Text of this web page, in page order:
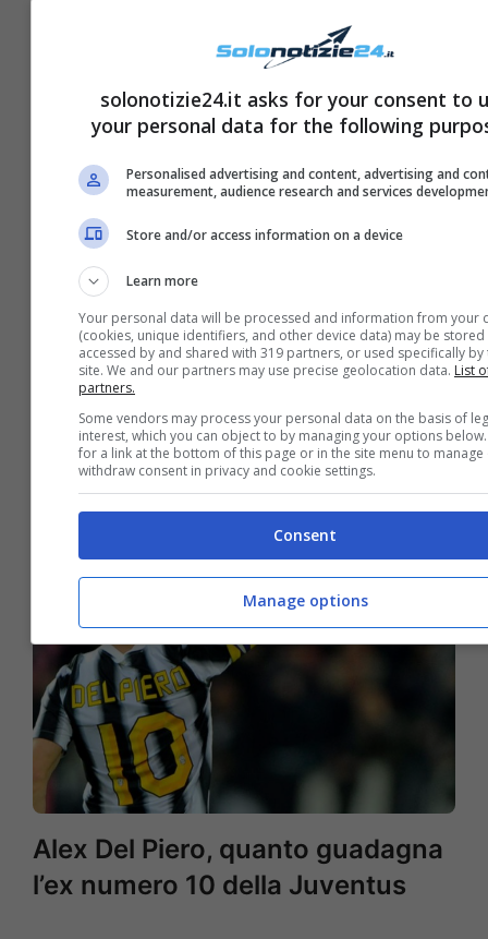
Gerry Scotti, quanto guadagna il
conduttore? Stipendio e cachet
pubblicitari
Alex Del Piero, quanto guadagna
l’ex numero 10 della Juventus
solonotizie24.it asks for your consent to
your personal data for the following
Personalised advertising and content, advertising and
measurement, audience research and services
Store and/or access information on a device
Learn more
Your personal data will be processed and information from your
(cookies, unique identifiers, and other device data) may be stored
accessed by and shared with 319 partners, or used specifically by
site. We and our partners may use precise geolocation data. List
partners.
Some vendors may process your personal data on the basis of
interest, which you can object to by managing your options
for a link at the bottom of this page or in the site menu to manage
withdraw consent in privacy and cookie settings.
Consent
Manage options